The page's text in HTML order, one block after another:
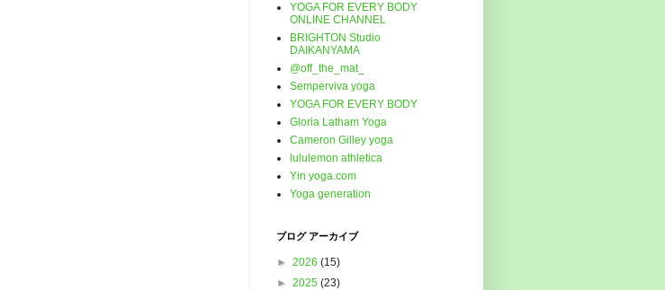
YOGA FOR EVERY BODY
ONLINE CHANNEL
BRIGHTON Studio
DAIKANYAMA
@off_the_mat_
Semperviva yoga
YOGA FOR EVERY BODY
Gloria Latham Yoga
Cameron Gilley yoga
lululemon athletica
Yin yoga.com
Yoga generation
ブログ アーカイブ
► 2026 (15)
► 2025 (23)